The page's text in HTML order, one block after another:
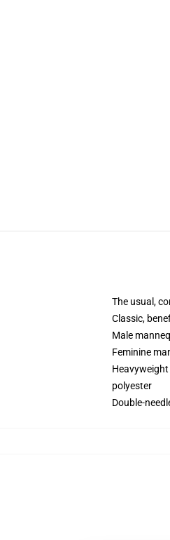
The usual,
Classic,
Male
Feminine
polyester
Double-